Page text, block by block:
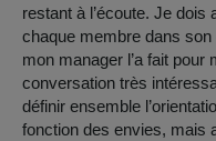
restant à l’écoute. Je
chaque membre dans
mon manager l’a fait
conversation très
définir ensemble
fonction des envies, mais